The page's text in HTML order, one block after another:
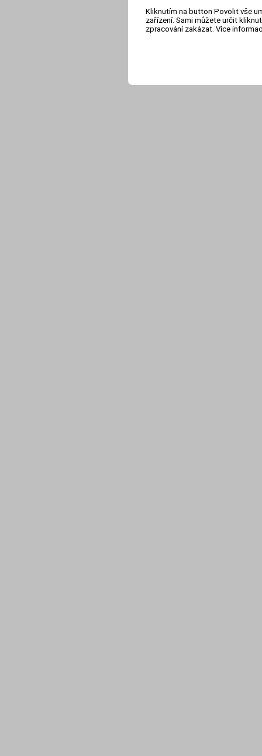
Kliknutím na button Povolit vše
zařízení. Sami můžete určit
zpracování zakázat. Více